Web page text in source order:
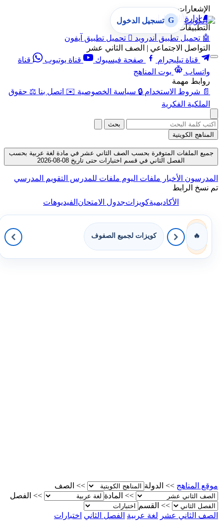
الإشعارات
🔔 إدارة الإشعارات
التطبيقات
🤖 تحميل تطبيق أندرويد  تحميل تطبيق آيفون
التواصل الاجتماعي | الصف الثاني عشر
قناة تيليجرام
صفحة فيسبوك قناة يوتيوب
قناة
واتساب
بوت المناهج
روابط مهمة
📄 شروط الاستخدام 🔒 سياسة الخصوصية ✉️ اتصل بنا ⚖️ حقوق
الملكية الفكرية
G تسجيل الدخول
بحث
المناهج الكويتية
جميع الملفات المتوفرة بحسب الصف الثاني عشر في مادة لغة عربية بحسب
الفصل الثاني في قسم اختبارات حتى تاريخ 08-08-2026
المدرسون الأخبار ملفات اليوم ملفات للمدرس التقويم المدرسي
تم نسخ الرابط
الأكاديميةكويزاتجدول الامتحانالفيديوهات
🔥 كويزات لجميع الصفوف
موقع المناهج >> الدولة >>
الصف
>>
المادة >>
الفصل
>>
القسم
الصف الثاني عشر لغة عربية الفصل الثاني اختبارات